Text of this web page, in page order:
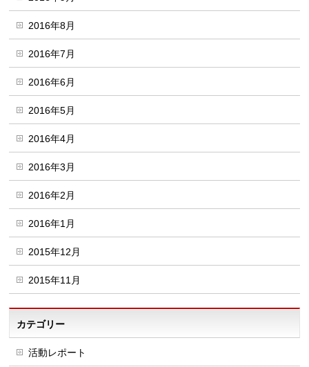
2016年8月
2016年7月
2016年6月
2016年5月
2016年4月
2016年3月
2016年2月
2016年1月
2015年12月
2015年11月
カテゴリー
活動レポート